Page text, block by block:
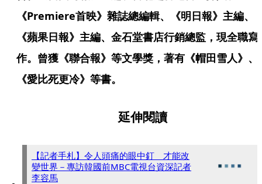
《Premiere首映》雜誌總編輯、《明日報》主編、
《蘋果日報》主編、金石堂書店行銷總監，現全職寫
作。曾獲《聯合報》等文學獎，著有《帽田雪人》、
《愛比死更冷》等書。
延伸閱讀
【記者手札】令人頭痛的眼中釘 才能改
變世界－專訪韓國前MBC電視台資深記者
李容馬